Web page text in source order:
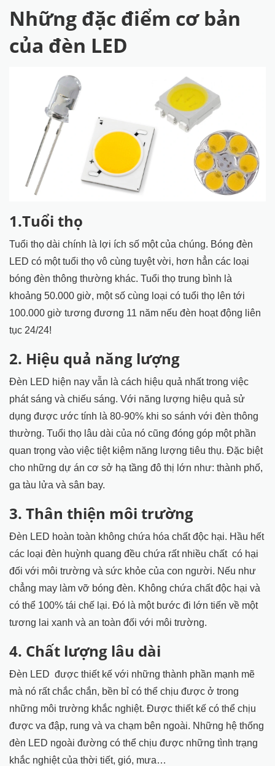
Những đặc điểm cơ bản
của đèn LED
1.Tuổi thọ
Tuổi thọ dài chính là lợi ích số một của chúng. Bóng đèn
LED có một tuổi thọ vô cùng tuyệt vời, hơn hẳn các loại
bóng đèn thông thường khác. Tuổi thọ trung bình là
khoảng 50.000 giờ, một số cùng loại có tuổi thọ lên tới
100.000 giờ tương đương 11 năm nếu đèn hoạt động liên
tục 24/24!
2. Hiệu quả năng lượng
Đèn LED hiện nay vẫn là cách hiệu quả nhất trong việc
phát sáng và chiếu sáng. Với năng lượng hiệu quả sử
dụng được ước tính là 80-90% khi so sánh với đèn thông
thường. Tuổi thọ lâu dài của nó cũng đóng góp một phần
quan trọng vào việc tiệt kiệm năng lượng tiêu thụ. Đặc biệt
cho những dự án cơ sở hạ tầng đô thị lớn như: thành phố,
ga tàu lửa và sân bay.
3. Thân thiện môi trường
Đèn LED hoàn toàn không chứa hóa chất độc hại. Hầu hết
các loại đèn huỳnh quang đều chứa rất nhiều chất có hại
đối với môi trường và sức khỏe của con người. Nếu như
chẳng may làm vỡ bóng đèn. Không chứa chất độc hại và
có thể 100% tái chế lại. Đó là một bước đi lớn tiến về một
tương lai xanh và an toàn đối với môi trường.
4. Chất lượng lâu dài
Đèn LED được thiết kế với những thành phần mạnh mẽ
mà nó rất chắc chắn, bền bỉ có thể chịu được ở trong
những môi trường khắc nghiệt. Được thiết kế có thể chịu
được va đập, rung và va chạm bên ngoài. Những hệ thống
đèn LED ngoài đường có thể chịu được những tình trạng
khắc nghiệt của thời tiết, gió, mưa…